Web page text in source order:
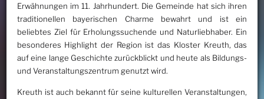
Erwähnungen im 11. Jahrhundert. Die Gemeinde hat sich ihren
traditionellen bayerischen Charme bewahrt und ist ein
beliebtes Ziel für Erholungssuchende und Naturliebhaber. Ein
besonderes Highlight der Region ist das Kloster Kreuth, das
auf eine lange Geschichte zurückblickt und heute als Bildungs-
und Veranstaltungszentrum genutzt wird.
Kreuth ist auch bekannt für seine kulturellen Veranstaltungen,